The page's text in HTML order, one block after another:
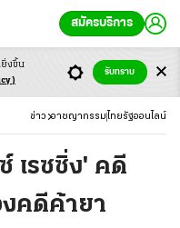
สมัครบริการ
ข่าว อาชญากรรม ไทยรัฐออนไลน์
เรซซิ่ง' คดี
คดีค้ายา
ยิ่งขึ้น
รับทราบ